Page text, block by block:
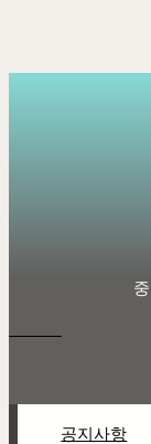
공지사항